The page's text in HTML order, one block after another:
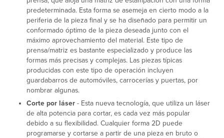
predeterminada. Esta forma se asemeja en cierto modo a la
periferia de la pieza final y se ha diseñado para permitir un
conformado óptimo de la pieza deseada junto con el
máximo aprovechamiento del material. Este tipo de
prensa/matriz es bastante especializado y produce las
formas más precisas y complejas. Las piezas típicas
producidas con este tipo de operación incluyen
guardabarros de automóviles, carrocerías y puertas, por
nombrar algunas.
Corte por láser - Esta nueva tecnología, que utiliza un láser
de alta potencia para cortar, es cada vez más popular
debido a su flexibilidad. Cualquier forma 2D puede
programarse y cortarse a partir de una pieza en bruto o